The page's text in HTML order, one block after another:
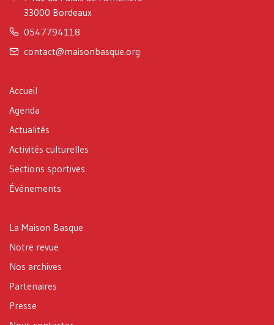
33000 Bordeaux
0547794118
contact@maisonbasque.org
Accueil
Agenda
Actualités
Activités culturelles
Sections sportives
Événements
La Maison Basque
Notre revue
Nos archives
Partenaires
Presse